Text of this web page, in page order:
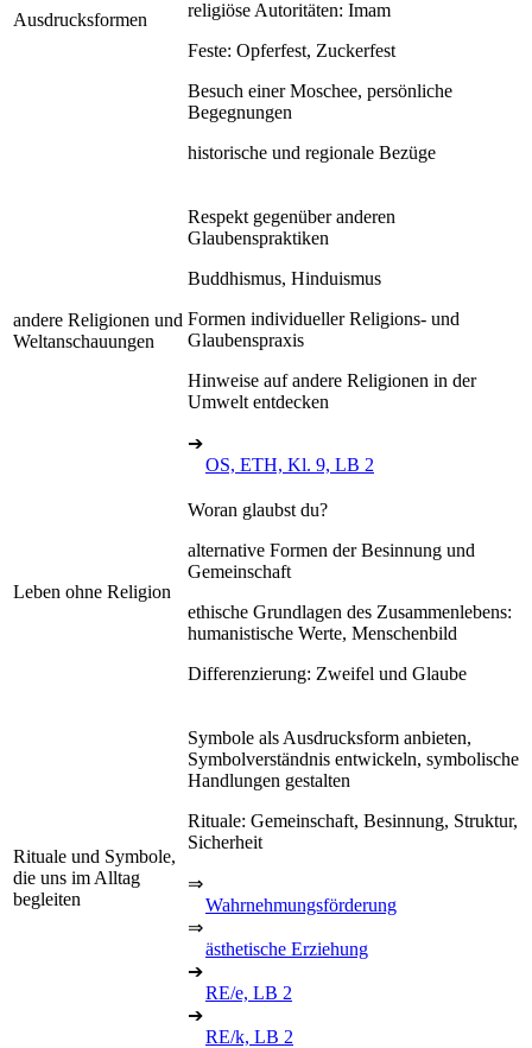
Ausdrucksformen
religiöse Autoritäten: Imam
Feste: Opferfest, Zuckerfest
Besuch einer Moschee, persönliche
Begegnungen
historische und regionale Bezüge
andere Religionen und
Weltanschauungen
Respekt gegenüber anderen
Glaubenspraktiken
Buddhismus, Hinduismus
Formen individueller Religions- und
Glaubenspraxis
Hinweise auf andere Religionen in der
Umwelt entdecken
➔
OS, ETH, Kl. 9, LB 2
Leben ohne Religion
Woran glaubst du?
alternative Formen der Besinnung und
Gemeinschaft
ethische Grundlagen des Zusammenlebens:
humanistische Werte, Menschenbild
Differenzierung: Zweifel und Glaube
Rituale und Symbole,
die uns im Alltag
begleiten
Symbole als Ausdrucksform anbieten,
Symbolverständnis entwickeln, symbolische
Handlungen gestalten
Rituale: Gemeinschaft, Besinnung, Struktur,
Sicherheit
⇒
Wahrnehmungsförderung
⇒
ästhetische Erziehung
➔
RE/e, LB 2
➔
RE/k, LB 2